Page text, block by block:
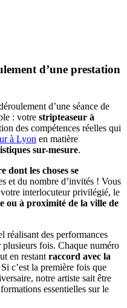
d’une prestation
d’une séance de
: votre stripteaseur à
des compétences réelles qui
à Lyon en matière
sur-mesure.
dont les choses se
et du nombre d’invités ! Vous
interlocuteur privilégié, le
ou à proximité de la ville de
réalisant des performances
plusieurs fois. Chaque numéro
en restant raccord avec la
Si c’est la première fois que
notre artiste sait être
essentielles sur le